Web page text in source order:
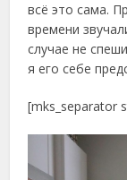
всё это сама.
времени
случае не
я его себе
[mks_separator